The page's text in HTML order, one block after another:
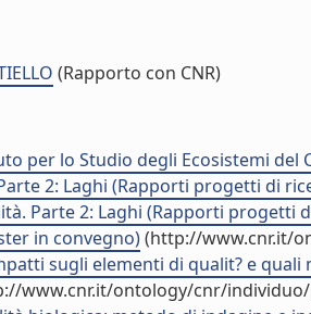
(Rapporto con CNR)
per lo Studio degli Ecosistemi del
2: Laghi (Rapporti progetti di
Parte 2: Laghi (Rapporti progetti
in convegno)(http://www.cnr.it/
sugli elementi di qualit? e
www.cnr.it/ontology/cnr/